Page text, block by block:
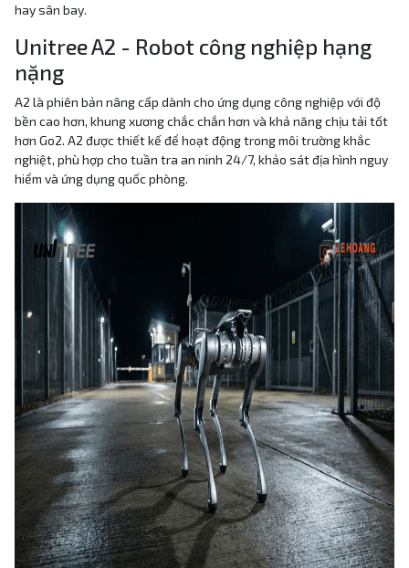
hay sân bay.
Unitree A2 - Robot công nghiệp hạng
nặng
A2 là phiên bản nâng cấp dành cho ứng dụng công nghiệp với độ
bền cao hơn, khung xương chắc chắn hơn và khả năng chịu tải tốt
hơn Go2. A2 được thiết kế để hoạt động trong môi trường khắc
nghiệt, phù hợp cho tuần tra an ninh 24/7, khảo sát địa hình nguy
hiểm và ứng dụng quốc phòng.